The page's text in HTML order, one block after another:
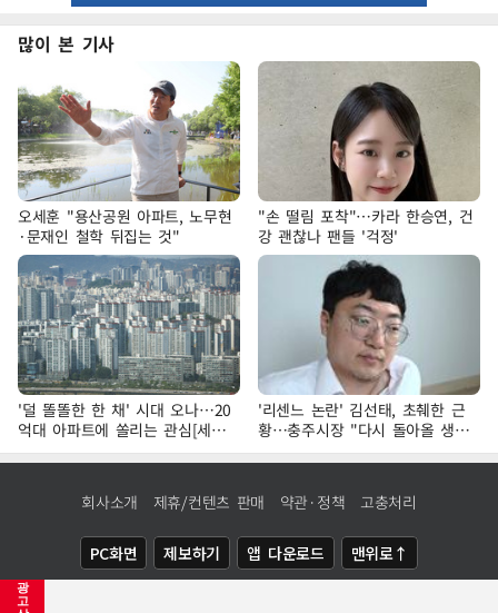
광
고
많이 본 기사
오세훈 "용산공원 아파트, 노무현
·문재인 철학 뒤집는 것"
"손 떨림 포착"…카라 한승연, 건
강 괜찮나 팬들 '걱정'
'덜 똘똘한 한 채' 시대 오나…20
억대 아파트에 쏠리는 관심[세제
개편, 그 이후②]
'리센느 논란' 김선태, 초췌한 근
황…충주시장 "다시 돌아올 생
각?"
회사소개 제휴/컨텐츠 판매 약관·정책 고충처리
PC화면 제보하기 앱 다운로드 맨위로↑